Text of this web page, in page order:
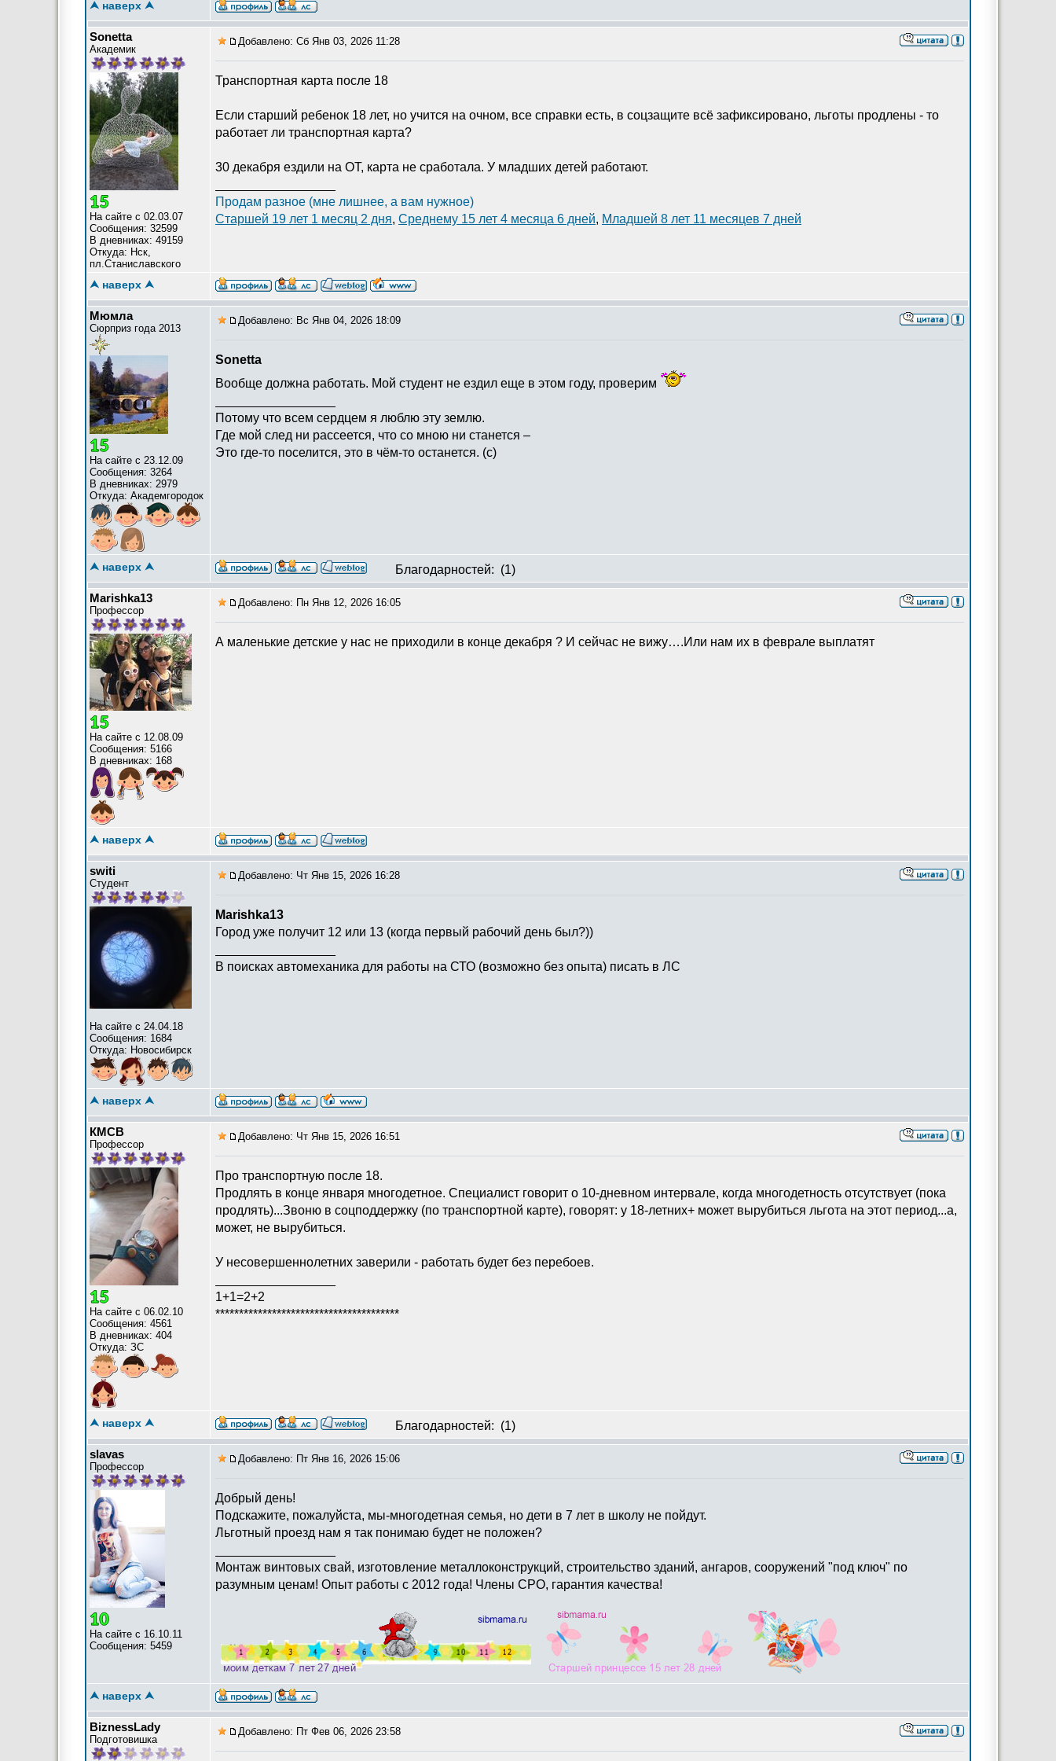
⮝ наверх ⮝
Sonetta
Академик
На сайте с 02.03.07
Сообщения: 32599
В дневниках: 49159
Откуда: Нск,
пл.Станиславского
Добавлено: Сб Янв 03, 2026 11:28
Транспортная карта после 18
Если старший ребенок 18 лет, но учится на очном, все справки есть, в соцзащите всё зафиксировано, льготы продлены - то
работает ли транспортная карта?
30 декабря ездили на ОТ, карта не сработала. У младших детей работают.
Продам разное (мне лишнее, а вам нужное)
Старшей 19 лет 1 месяц 2 дня, Среднему 15 лет 4 месяца 6 дней, Младшей 8 лет 11 месяцев 7 дней
⮝ наверх ⮝
Мюмла
Сюрприз года 2013
На сайте с 23.12.09
Сообщения: 3264
В дневниках: 2979
Откуда: Академгородок
Добавлено: Вс Янв 04, 2026 18:09
Sonetta
Вообще должна работать. Мой студент не ездил еще в этом году, проверим
Потому что всем сердцем я люблю эту землю.
Где мой след ни рассеется, что со мною ни станется –
Это где-то поселится, это в чём-то останется. (с)
⮝ наверх ⮝ Благодарностей: (1)
Marishka13
Профессор
На сайте с 12.08.09
Сообщения: 5166
В дневниках: 168
Добавлено: Пн Янв 12, 2026 16:05
А маленькие детские у нас не приходили в конце декабря ? И сейчас не вижу….Или нам их в феврале выплатят
⮝ наверх ⮝
switi
Студент
На сайте с 24.04.18
Сообщения: 1684
Откуда: Новосибирск
Добавлено: Чт Янв 15, 2026 16:28
Marishka13
Город уже получит 12 или 13 (когда первый рабочий день был?))
В поисках автомеханика для работы на СТО (возможно без опыта) писать в ЛС
⮝ наверх ⮝
КМСВ
Профессор
На сайте с 06.02.10
Сообщения: 4561
В дневниках: 404
Откуда: ЗС
Добавлено: Чт Янв 15, 2026 16:51
Про транспортную после 18.
Продлять в конце января многодетное. Специалист говорит о 10-дневном интервале, когда многодетность отсутствует (пока
продлять)...Звоню в соцподдержку (по транспортной карте), говорят: у 18-летних+ может вырубиться льгота на этот период...а,
может, не вырубиться.
У несовершеннолетних заверили - работать будет без перебоев.
1+1=2+2
***************************************
⮝ наверх ⮝ Благодарностей: (1)
slavas
Профессор
На сайте с 16.10.11
Сообщения: 5459
Добавлено: Пт Янв 16, 2026 15:06
Добрый день!
Подскажите, пожалуйста, мы-многодетная семья, но дети в 7 лет в школу не пойдут.
Льготный проезд нам я так понимаю будет не положен?
Монтаж винтовых свай, изготовление металлоконструкций, строительство зданий, ангаров, сооружений "под ключ" по
разумным ценам! Опыт работы с 2012 года! Члены СРО, гарантия качества!
⮝ наверх ⮝
BiznessLady
Подготовишка
Добавлено: Пт Фев 06, 2026 23:58